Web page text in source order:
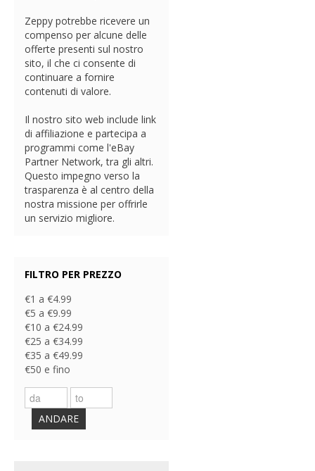
Zeppy potrebbe ricevere un
compenso per alcune delle
offerte presenti sul nostro
sito, il che ci consente di
continuare a fornire
contenuti di valore.
Il nostro sito web include link
di affiliazione e partecipa a
programmi come l'eBay
Partner Network, tra gli altri.
Questo impegno verso la
trasparenza è al centro della
nostra missione per offrirle
un servizio migliore.
FILTRO PER PREZZO
€1 a €4.99
€5 a €9.99
€10 a €24.99
€25 a €34.99
€35 a €49.99
€50 e fino
ANDARE